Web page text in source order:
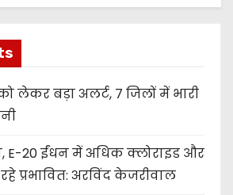
लेकर बड़ा अलर्ट, 7 जिलों में भारी
E-20 ईंधन में अधिक क्लोराइड और
प्रभावित: अरविंद केजरीवाल